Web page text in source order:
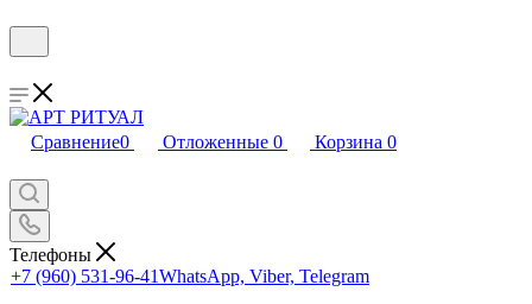
Сравнение0 Отложенные 0 Корзина 0
Телефоны
+7 (960) 531-96-41WhatsApp, Viber, Telegram